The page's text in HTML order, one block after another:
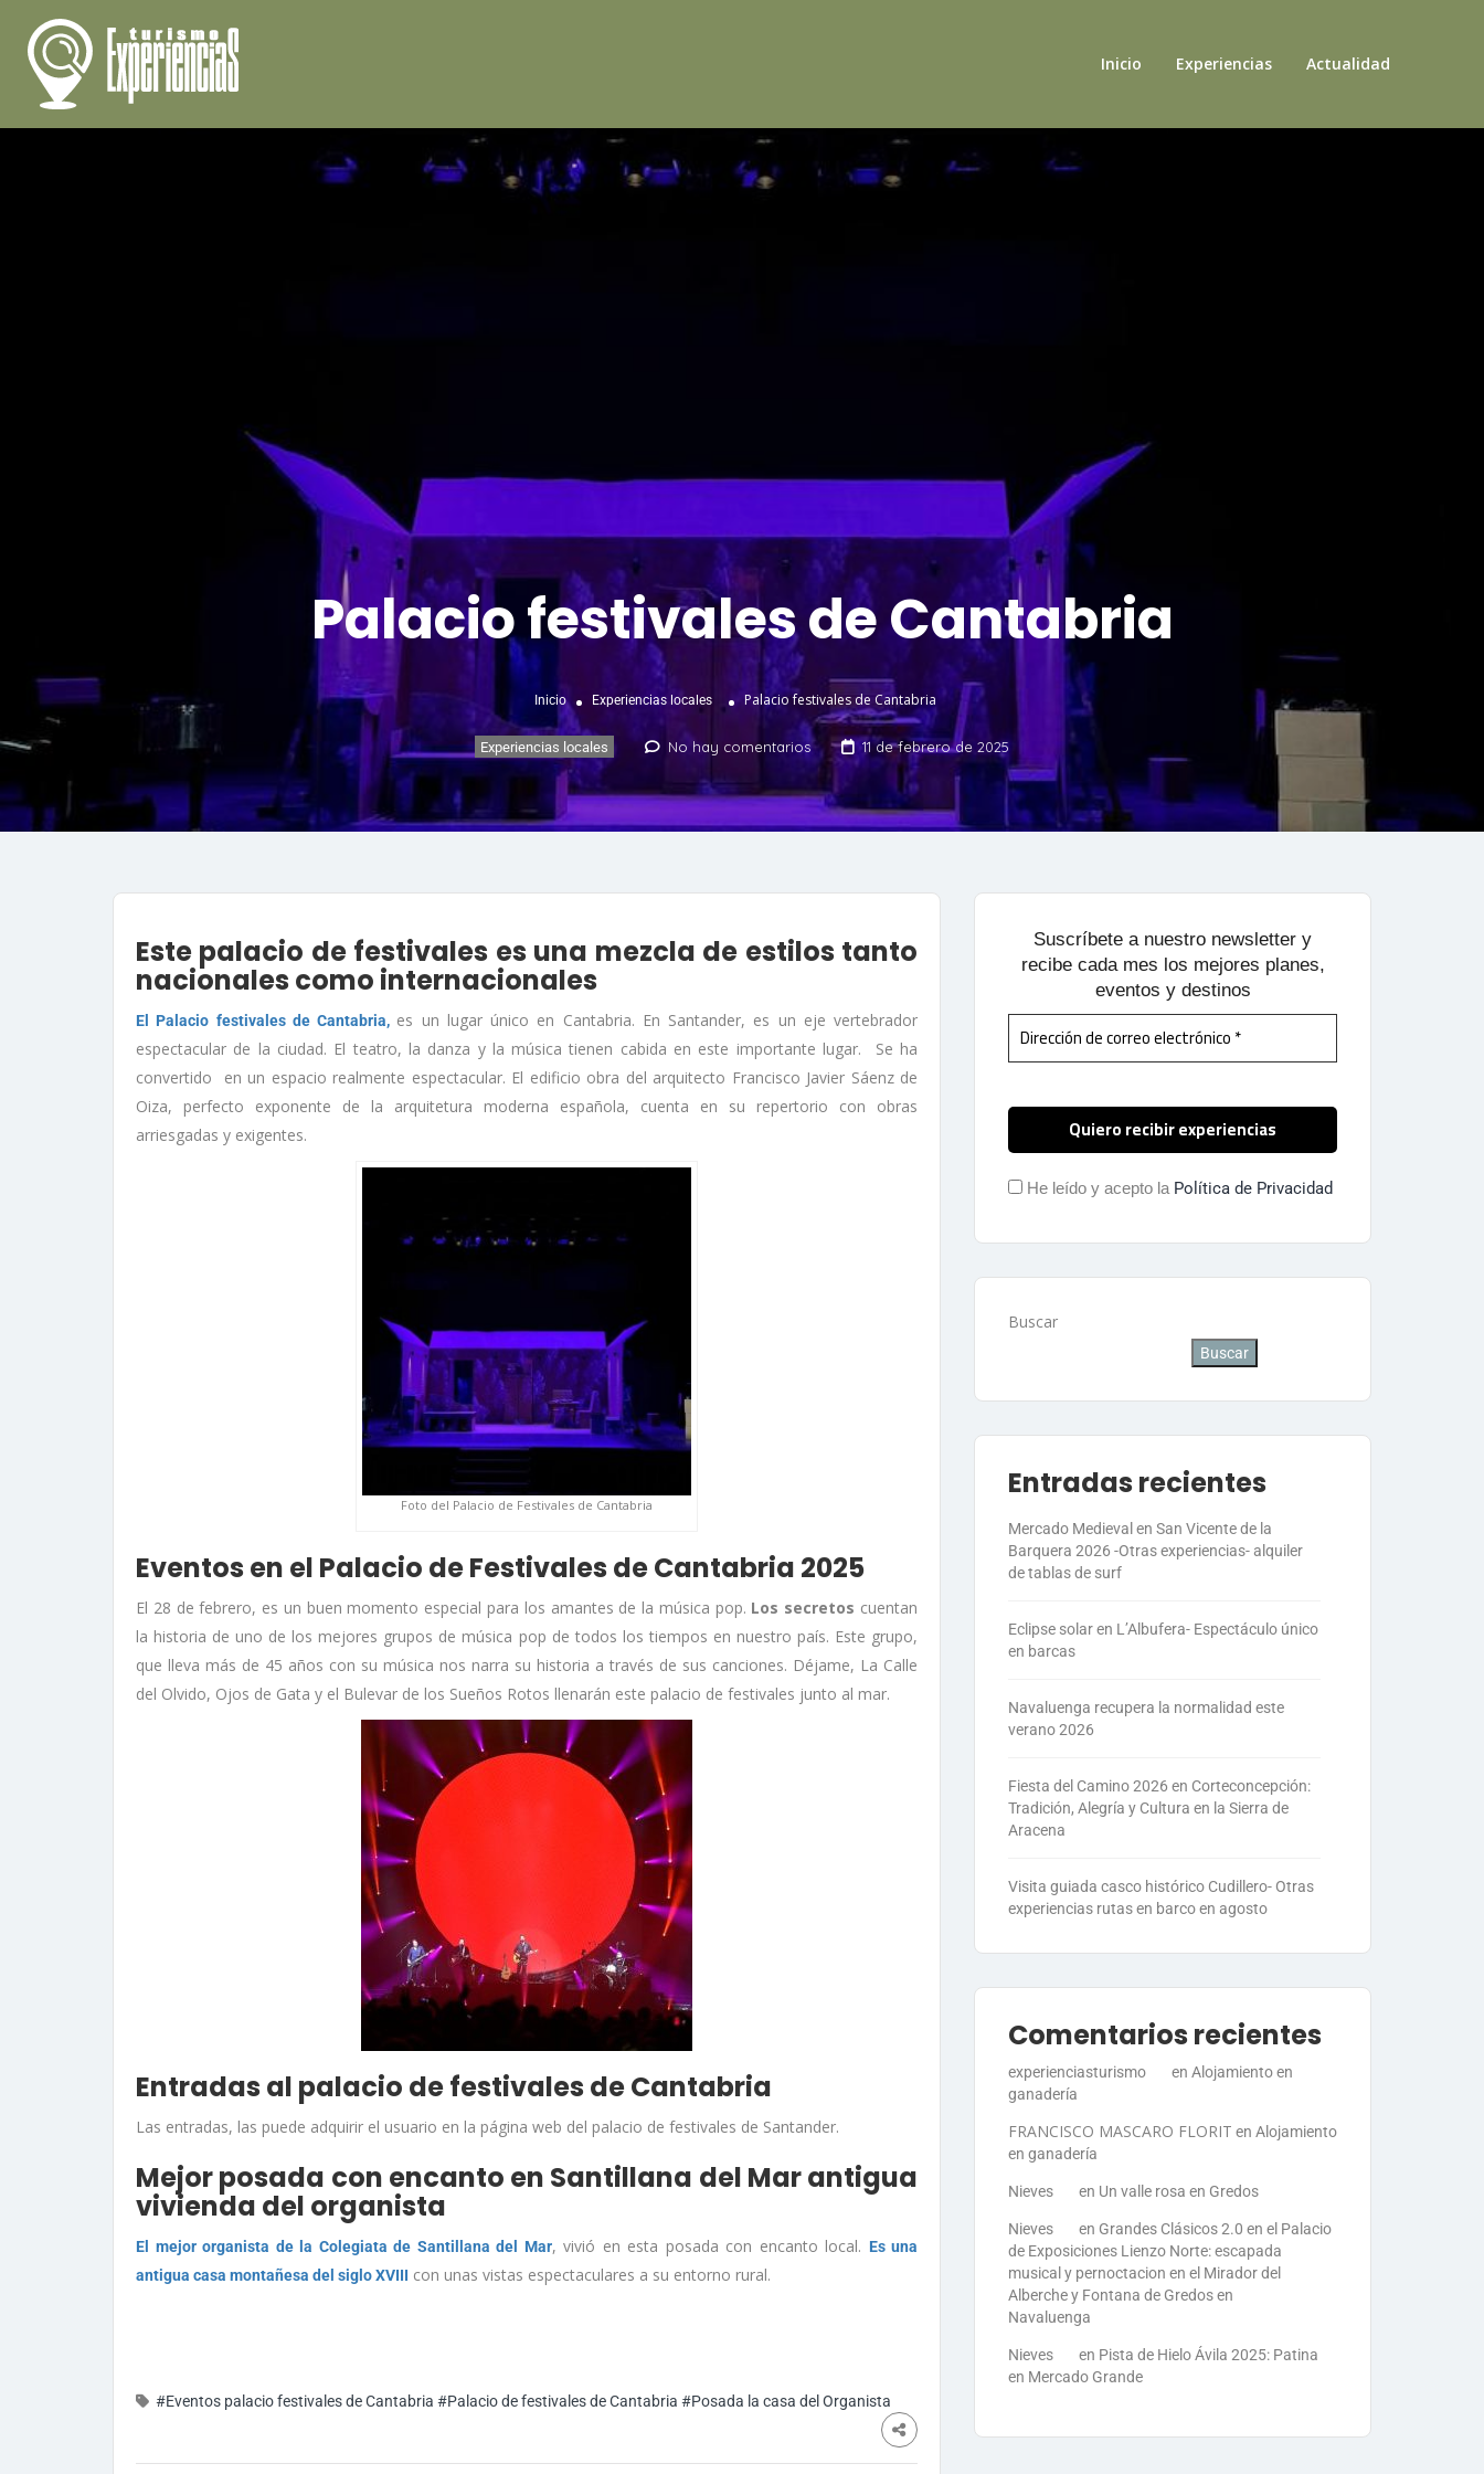
Inicio Experiencias Actualidad
Palacio festivales de Cantabria
Inicio Experiencias locales Palacio festivales de Cantabria
Experiencias locales No hay comentarios 11 de febrero de 2025
Este palacio de festivales es una mezcla de estilos tanto
nacionales como internacionales
El Palacio festivales de Cantabria, es un lugar único en Cantabria. En Santander, es un eje vertebrador
espectacular de la ciudad. El teatro, la danza y la música tienen cabida en este importante lugar. Se ha
convertido en un espacio realmente espectacular. El edificio obra del arquitecto Francisco Javier Sáenz de
Oiza, perfecto exponente de la arquitetura moderna española, cuenta en su repertorio con obras
arriesgadas y exigentes.
Foto del Palacio de Festivales de Cantabria
Eventos en el Palacio de Festivales de Cantabria 2025
El 28 de febrero, es un buen momento especial para los amantes de la música pop. Los secretos cuentan
la historia de uno de los mejores grupos de música pop de todos los tiempos en nuestro país. Este grupo,
que lleva más de 45 años con su música nos narra su historia a través de sus canciones. Déjame, La Calle
del Olvido, Ojos de Gata y el Bulevar de los Sueños Rotos llenarán este palacio de festivales junto al mar.
Entradas al palacio de festivales de Cantabria
Las entradas, las puede adquirir el usuario en la página web del palacio de festivales de Santander.
Mejor posada con encanto en Santillana del Mar antigua
vivienda del organista
El mejor organista de la Colegiata de Santillana del Mar, vivió en esta posada con encanto local. Es una
antigua casa montañesa del siglo XVIII con unas vistas espectaculares a su entorno rural.
#Eventos palacio festivales de Cantabria #Palacio de festivales de Cantabria #Posada la casa del Organista
Suscríbete a nuestro newsletter y
recibe cada mes los mejores planes,
eventos y destinos
He leído y acepto la Política de Privacidad
Buscar
Buscar
Entradas recientes
Mercado Medieval en San Vicente de la
Barquera 2026 -Otras experiencias- alquiler
de tablas de surf
Eclipse solar en L’Albufera- Espectáculo único
en barcas
Navaluenga recupera la normalidad este
verano 2026
Fiesta del Camino 2026 en Corteconcepción:
Tradición, Alegría y Cultura en la Sierra de
Aracena
Visita guiada casco histórico Cudillero- Otras
experiencias rutas en barco en agosto
Comentarios recientes
experienciasturismo en Alojamiento en
ganadería
FRANCISCO MASCARO FLORIT en Alojamiento
en ganadería
Nieves en Un valle rosa en Gredos
Nieves en Grandes Clásicos 2.0 en el Palacio
de Exposiciones Lienzo Norte: escapada
musical y pernoctacion en el Mirador del
Alberche y Fontana de Gredos en
Navaluenga
Nieves en Pista de Hielo Ávila 2025: Patina
en Mercado Grande